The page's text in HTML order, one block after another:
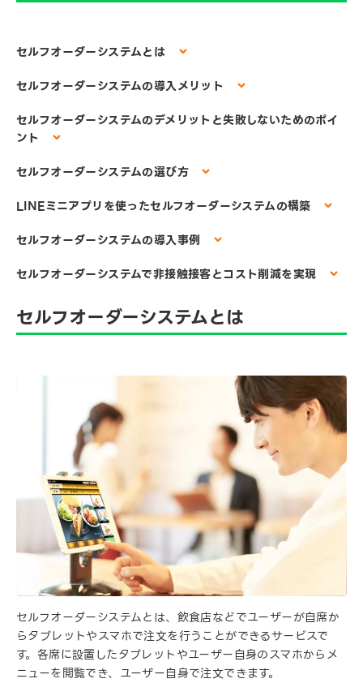
セルフオーダーシステムとは
セルフオーダーシステムの導入メリット
セルフオーダーシステムのデメリットと失敗しないためのポイ
ント
セルフオーダーシステムの選び方
LINEミニアプリを使ったセルフオーダーシステムの構築
セルフオーダーシステムの導入事例
セルフオーダーシステムで非接触接客とコスト削減を実現
セルフオーダーシステムとは
セルフオーダーシステムとは、飲食店などでユーザーが自席か
らタブレットやスマホで注文を行うことができるサービスで
す。各席に設置したタブレットやユーザー自身のスマホからメ
ニューを閲覧でき、ユーザー自身で注文できます。